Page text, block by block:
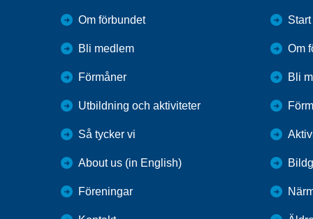
Om förbundet
Bli medlem
Förmåner
Utbildning och aktiviteter
Så tycker vi
About us (in English)
Föreningar
Start
Om
Bli